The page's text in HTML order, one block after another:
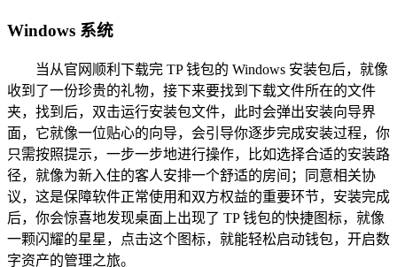
Windows 系统
当从官网顺利下载完 TP 钱包的 Windows 安装包后，就像
收到了一份珍贵的礼物，接下来要找到下载文件所在的文件
夹，找到后，双击运行安装包文件，此时会弹出安装向导界
面，它就像一位贴心的向导，会引导你逐步完成安装过程，你
只需按照提示，一步一步地进行操作，比如选择合适的安装路
径，就像为新入住的客人安排一个舒适的房间；同意相关协
议，这是保障软件正常使用和双方权益的重要环节，安装完成
后，你会惊喜地发现桌面上出现了 TP 钱包的快捷图标，就像
一颗闪耀的星星，点击这个图标，就能轻松启动钱包，开启数
字资产的管理之旅。